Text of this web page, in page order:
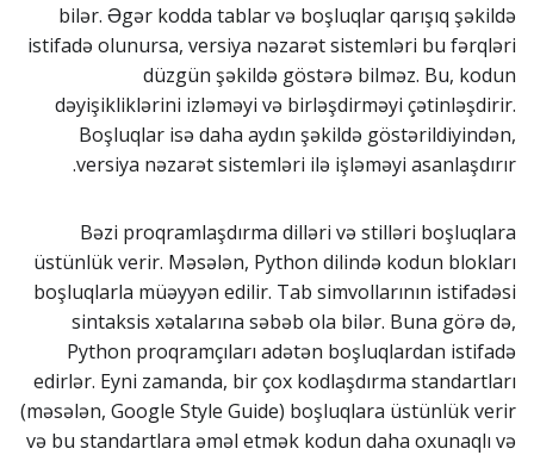
bilər. Əgər kodda tablar və boşluqlar qarışıq şəkildə
istifadə olunursa, versiya nəzarət sistemləri bu fərqləri
düzgün şəkildə göstərə bilməz. Bu, kodun
dəyişikliklərini izləməyi və birləşdirməyi çətinləşdirir.
Boşluqlar isə daha aydın şəkildə göstərildiyindən,
versiya nəzarət sistemləri ilə işləməyi asanlaşdırır.
Bəzi proqramlaşdırma dilləri və stilləri boşluqlara
üstünlük verir. Məsələn, Python dilində kodun blokları
boşluqlarla müəyyən edilir. Tab simvollarının istifadəsi
sintaksis xətalarına səbəb ola bilər. Buna görə də,
Python proqramçıları adətən boşluqlardan istifadə
edirlər. Eyni zamanda, bir çox kodlaşdırma standartları
(məsələn, Google Style Guide) boşluqlara üstünlük verir
və bu standartlara əməl etmək kodun daha oxunaqlı və